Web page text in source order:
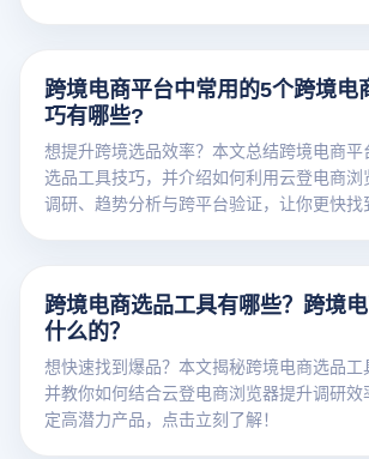
跨境电商平台中常用的5个跨境电
巧有哪些?
想提升跨境选品效率？本文总结跨境电商平
选品工具技巧，并介绍如何利用云登电商浏
调研、趋势分析与跨平台验证，让你更快找
跨境电商选品工具有哪些？跨境
什么的？
想快速找到爆品？本文揭秘跨境电商选品工
并教你如何结合云登电商浏览器提升调研效
定高潜力产品，点击立刻了解！